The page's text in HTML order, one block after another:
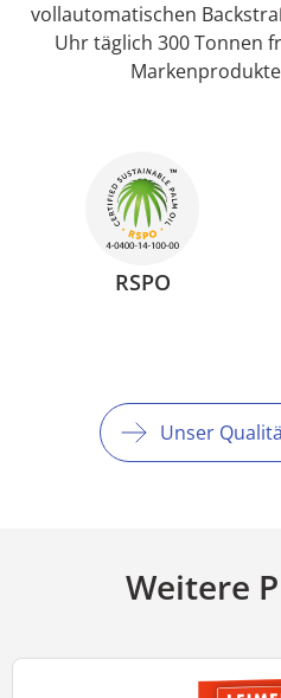
vollautomatischen
Uhr täglich 300 Tonnen
RSPO
Unser
Weitere